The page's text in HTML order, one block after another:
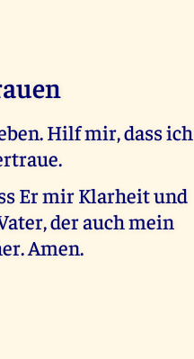
Hilf mir, dass ich
Er mir Klarheit und
der auch mein
Amen.